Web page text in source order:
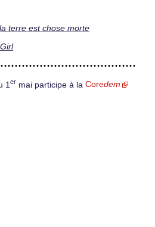
terre est chose morte
1 er mai participe à la Coredem